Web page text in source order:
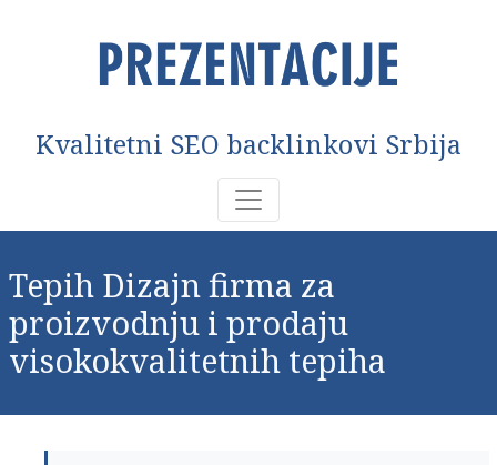
Kvalitetni SEO backlinkovi Srbija
Tepih Dizajn firma za
proizvodnju i prodaju
visokokvalitetnih tepiha